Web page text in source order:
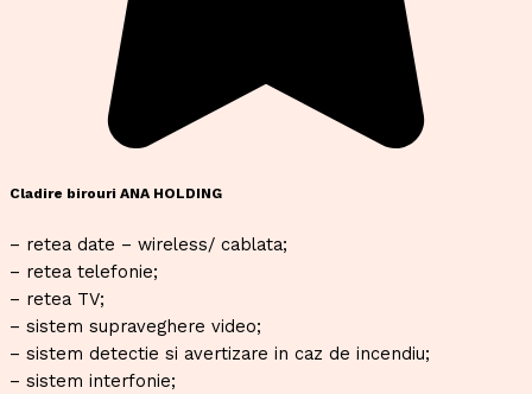
Cladire birouri ANA HOLDING
– retea date – wireless/ cablata;
– retea telefonie;
– retea TV;
– sistem supraveghere video;
– sistem detectie si avertizare in caz de incendiu;
– sistem interfonie;